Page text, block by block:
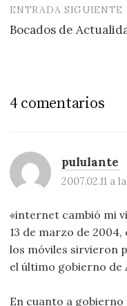
ENTRADA SIGUIENTE
Bocados de
4 comentarios
pululante
2007.02.11 a
«internet cambió mi
13 de marzo de
los móviles sirvieron
el último gobierno de
En cuanto a